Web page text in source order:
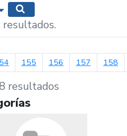
Mostrar opciones de búsqueda
155 156 157 158
resultados